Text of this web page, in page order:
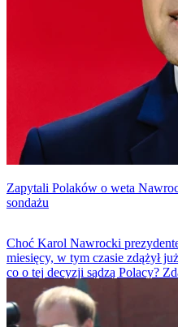
Zapytali Polaków o weta
sondażu
Choć Karol Nawrocki
miesięcy, w tym czasie zdążył
co o tej decyzji sądzą Polacy?